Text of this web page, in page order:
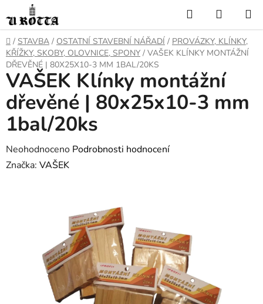
na
obsah
Hledat
KOŠÍK
DOMŮ
/ STAVBA / OSTATNÍ STAVEBNÍ NÁŘADÍ / PROVÁZKY, KLÍNKY,
KŘÍŽKY, SKOBY, OLOVNICE, SPONY / VAŠEK KLÍNKY MONTÁŽNÍ
DŘEVĚNÉ | 80X25X10-3 MM 1BAL/20KS
VAŠEK Klínky montážní
dřevěné | 80x25x10-3 mm
1bal/20ks
Průměrné
hodnocení
hvězdiček.
Neohodnoceno Podrobnosti hodnocení
Značka: VAŠEK